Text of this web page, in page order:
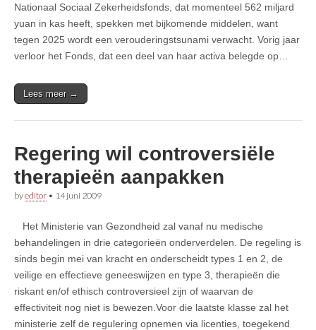
Nationaal Sociaal Zekerheidsfonds, dat momenteel 562 miljard
yuan in kas heeft, spekken met bijkomende middelen, want
tegen 2025 wordt een verouderingstsunami verwacht. Vorig jaar
verloor het Fonds, dat een deel van haar activa belegde op…
Lees meer →
Regering wil controversiële
therapieën aanpakken
byeditor • 14 juni 2009
Het Ministerie van Gezondheid zal vanaf nu medische
behandelingen in drie categorieën onderverdelen. De regeling is
sinds begin mei van kracht en onderscheidt types 1 en 2, de
veilige en effectieve geneeswijzen en type 3, therapieën die
riskant en/of ethisch controversieel zijn of waarvan de
effectiviteit nog niet is bewezen.Voor die laatste klasse zal het
ministerie zelf de regulering opnemen via licenties, toegekend